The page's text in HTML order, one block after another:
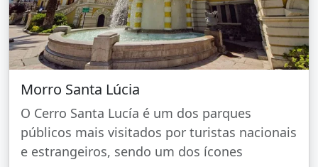
Morro Santa Lúcia
O Cerro Santa Lucía é um dos parques
públicos mais visitados por turistas nacionais
e estrangeiros, sendo um dos ícones